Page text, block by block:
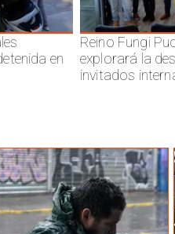
en
Reino Fungi
explorará la
invitados